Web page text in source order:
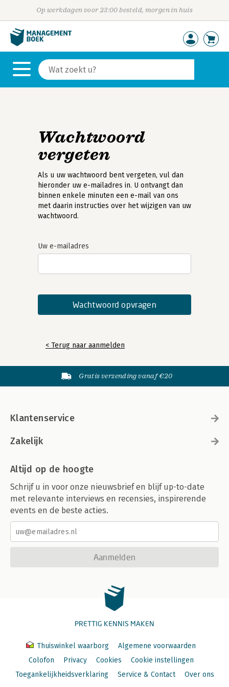
Op werkdagen voor 23:00 besteld, morgen in huis
Wachtwoord
vergeten
Als u uw wachtwoord bent vergeten, vul dan
hieronder uw e-mailadres in. U ontvangt dan
binnen enkele minuten een e-mail van ons
met daarin instructies over het wijzigen van uw
wachtwoord.
Uw e-mailadres
< Terug naar aanmelden
Gratis verzending vanaf €20
Klantenservice
Zakelijk
Altijd op de hoogte
Schrijf u in voor onze nieuwsbrief en blijf up-to-date
met relevante interviews en recensies, inspirerende
events en de beste acties.
Aanmelden
PRETTIG KENNIS MAKEN
Thuiswinkel waarborg
Algemene voorwaarden
Colofon
Privacy Cookies
Cookie instellingen
Toegankelijkheidsverklaring
Service & Contact Over ons